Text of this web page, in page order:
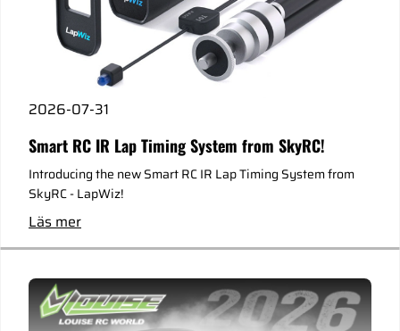
2026-07-31
Smart RC IR Lap Timing System from SkyRC!
Introducing the new Smart RC IR Lap Timing System from
SkyRC - LapWiz!
Läs mer